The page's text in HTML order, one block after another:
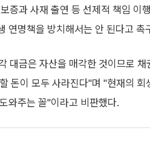
증과 사재 출연 등 선제적 책임 이
연명책을 방치해서는 안 된다고 촉
대금은 자산을 매각한 것이므로
돈이 모두 사라진다"며 "현재의
와주는 꼴"이라고 비판했다.